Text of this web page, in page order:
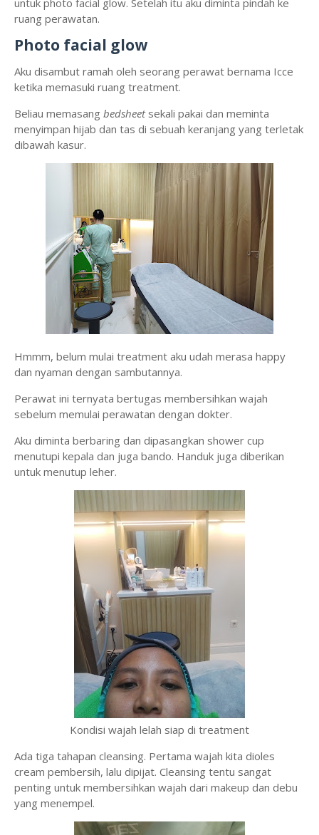
untuk photo facial glow. Setelah itu aku diminta pindah ke
ruang perawatan.
Photo facial glow
Aku disambut ramah oleh seorang perawat bernama Icce
ketika memasuki ruang treatment.
Beliau memasang bedsheetsekali pakai dan meminta
menyimpan hijab dan tas di sebuah keranjang yang terletak
dibawah kasur.
Hmmm, belum mulai treatment aku udah merasa happy
dan nyaman dengan sambutannya.
Perawat ini ternyata bertugas membersihkan wajah
sebelum memulai perawatan dengan dokter.
Aku diminta berbaring dan dipasangkan shower cup
menutupi kepala dan juga bando. Handuk juga diberikan
untuk menutup leher.
Kondisi wajah lelah siap di treatment
Ada tiga tahapan cleansing. Pertama wajah kita dioles
cream pembersih, lalu dipijat. Cleansing tentu sangat
penting untuk membersihkan wajah dari makeup dan debu
yang menempel.